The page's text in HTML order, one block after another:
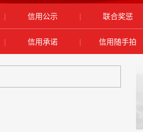
| 信用公示 | 联合奖惩
| 信用承诺 | 信用随手拍